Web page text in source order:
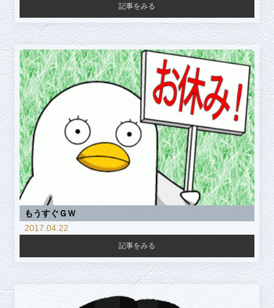
記事をみる
もうすぐＧＷ
2017.04.22
記事をみる